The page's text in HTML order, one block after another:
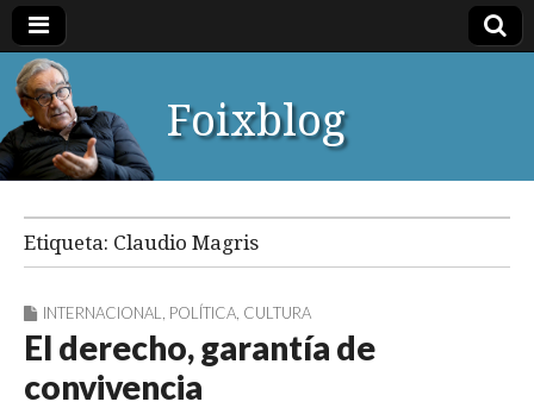
Foixblog
Etiqueta: Claudio Magris
INTERNACIONAL POLÍTICA CULTURA
El derecho, garantía de
convivencia